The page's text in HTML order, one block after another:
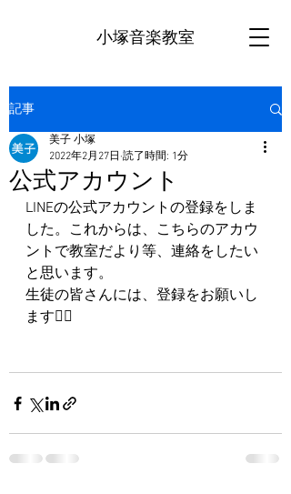
小塚音楽教室
記事
公式アカウント
美子 小塚
2022年2月27日 読了時間: 1分
LINEの公式アカウントの登録をしま
した。これからは、こちらのアカウ
ントで教室だより等、連絡をしたい
と思います。
生徒の皆さんには、登録をお願いし
ます🙇‍♀️